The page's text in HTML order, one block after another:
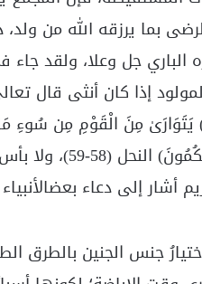
بما يرزقه الله من
الباري جل وعلا، ولقد
إذا كان أنثى قال
(58) يَتَوَارَىٰ مِنَ الْقَوْمِ
سَاءَ مَا
أشار إلى دعاء
جنس الجنين بالطرق